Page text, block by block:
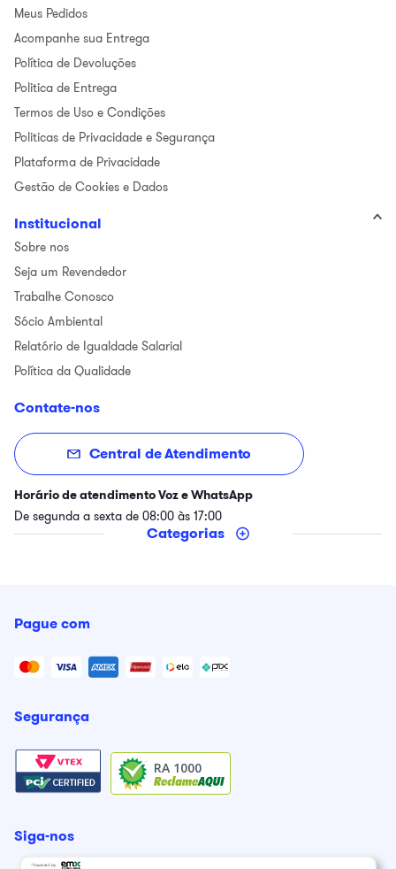
Meus Pedidos
Acompanhe sua Entrega
Política de Devoluções
Politica de Entrega
Termos de Uso e Condições
Politicas de Privacidade e Segurança
Plataforma de Privacidade
Gestão de Cookies e Dados
Institucional
Sobre nos
Seja um Revendedor
Trabalhe Conosco
Sócio Ambiental
Relatório de Igualdade Salarial
Política da Qualidade
Contate-nos
Central de Atendimento
Horário de atendimento Voz e WhatsApp
De segunda a sexta de 08:00 às 17:00
Categorias
Pague com
Segurança
RA 1000
Siga-nos